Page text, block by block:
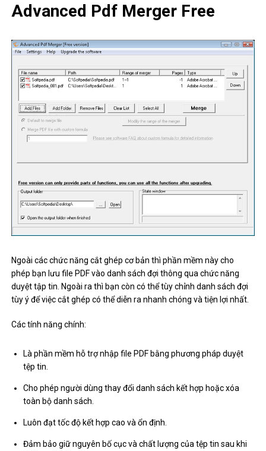
Advanced Pdf Merger Free
Ngoài các chức năng cắt ghép cơ bản thì phần mềm này cho
phép bạn lưu file PDF vào danh sách đợi thông qua chức năng
duyệt tập tin. Ngoài ra thì bạn còn có thể tùy chỉnh danh sách đợi
tùy ý để việc cắt ghép có thể diễn ra nhanh chóng và tiện lợi nhất.
Các tính năng chính:
Là phần mềm hỗ trợ nhập file PDF bằng phương pháp duyệt
tệp tin.
Cho phép người dùng thay đổi danh sách kết hợp hoặc xóa
toàn bộ danh sách.
Luôn đạt tốc độ kết hợp cao và ổn định.
Đảm bảo giữ nguyên bố cục và chất lượng của tệp tin sau khi